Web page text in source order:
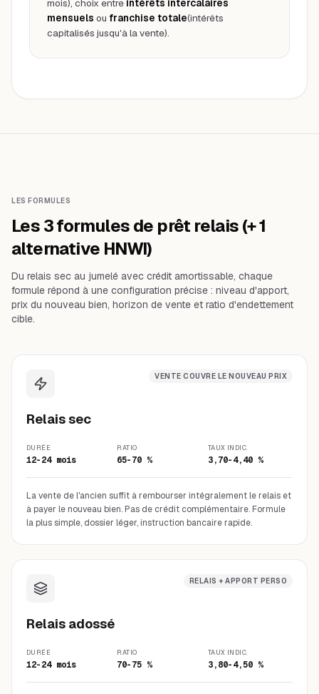
mois), choix entre intérêts intercalaires
mensuels ou franchise totale(intérêts
capitalisés jusqu'à la vente).
LES FORMULES
Les 3 formules de prêt relais (+ 1
alternative HNWI)
Du relais sec au jumelé avec crédit amortissable, chaque
formule répond à une configuration précise : niveau d'apport,
prix du nouveau bien, horizon de vente et ratio d'endettement
cible.
VENTE COUVRE LE NOUVEAU PRIX
Relais sec
DURÉE
12-24 mois
RATIO
65-70 %
TAUX INDIC.
3,70-4,40 %
La vente de l'ancien suffit à rembourser intégralement le relais et
à payer le nouveau bien. Pas de crédit complémentaire. Formule
la plus simple, dossier léger, instruction bancaire rapide.
RELAIS + APPORT PERSO
Relais adossé
DURÉE
12-24 mois
RATIO
70-75 %
TAUX INDIC.
3,80-4,50 %